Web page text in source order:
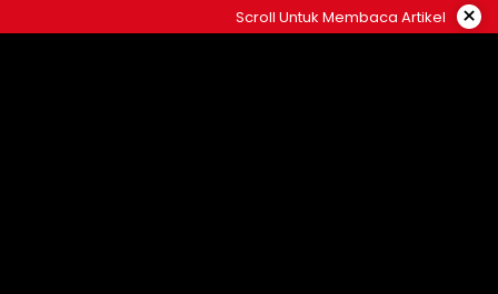
to
Scroll Untuk Membaca Artikel ×